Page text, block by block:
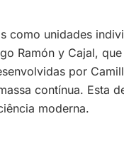
como unidades
Ramón y Cajal,
por
contínua. Esta
moderna.